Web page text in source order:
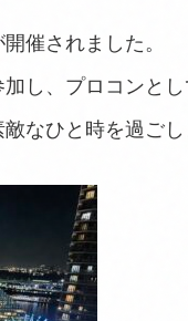
催されました。
し、プロコンと
なひと時を過ごし